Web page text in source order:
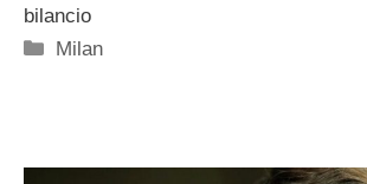
bilancio
Categorie
Milan